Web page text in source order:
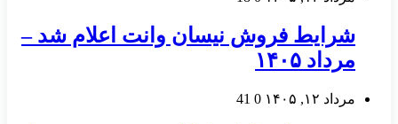
شرایط فروش نیسان وانت اعلام شد –
مرداد ۱۴۰۵
مرداد ۱۲, ۱۴۰۵ 0
41